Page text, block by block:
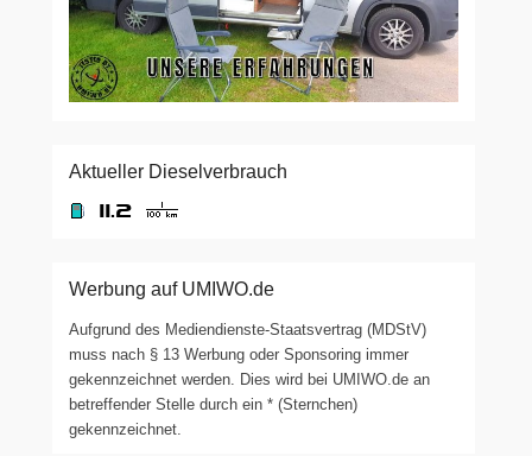
Aktueller Dieselverbrauch
Werbung auf UMIWO.de
Aufgrund des Mediendienste-Staatsvertrag (MDStV)
muss nach § 13 Werbung oder Sponsoring immer
gekennzeichnet werden. Dies wird bei UMIWO.de an
betreffender Stelle durch ein * (Sternchen)
gekennzeichnet.